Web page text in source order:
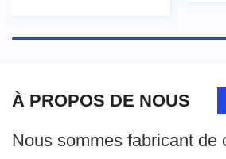
À PROPOS DE NOUS
Nous sommes fabricant de